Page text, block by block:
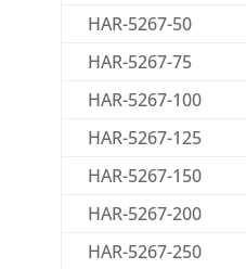
HAR-5267-50
HAR-5267-75
HAR-5267-100
HAR-5267-125
HAR-5267-150
HAR-5267-200
HAR-5267-250